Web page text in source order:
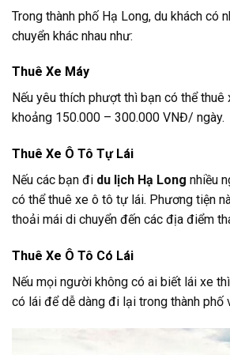
Trong thành phố Hạ Long, du khách có
chuyển khác nhau như:
Thuê Xe Máy
Nếu yêu thích phượt thì bạn có thể
khoảng 150.000 – 300.000 VNĐ/ ngày.
Thuê Xe Ô Tô Tự Lái
Nếu các bạn đi du lịch Hạ Long nhiều
có thể thuê xe ô tô tự lái. Phương tiện
thoải mái di chuyển đến các địa điểm
Thuê Xe Ô Tô Có Lái
Nếu mọi người không có ai biết lái xe
có lái để dễ dàng đi lại trong thành phố